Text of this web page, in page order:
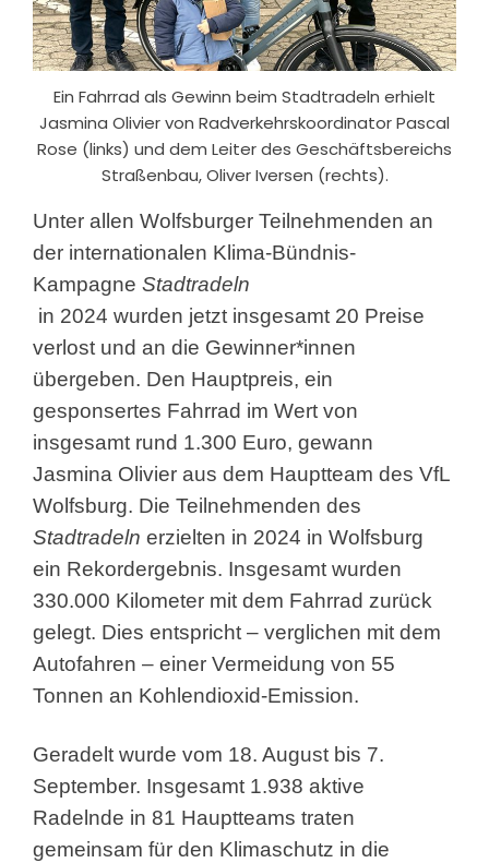
Ein Fahrrad als Gewinn beim Stadtradeln erhielt
Jasmina Olivier von Radverkehrskoordinator Pascal
Rose (links) und dem Leiter des Geschäftsbereichs
Straßenbau, Oliver Iversen (rechts).
Unter allen Wolfsburger Teilnehmenden an
der internationalen Klima-Bündnis-
Kampagne Stadtradeln
in 2024 wurden jetzt insgesamt 20 Preise
verlost und an die Gewinner*innen
übergeben. Den Hauptpreis, ein
gesponsertes Fahrrad im Wert von
insgesamt rund 1.300 Euro, gewann
Jasmina Olivier aus dem Hauptteam des VfL
Wolfsburg. Die Teilnehmenden des
Stadtradeln erzielten in 2024 in Wolfsburg
ein Rekordergebnis. Insgesamt wurden
330.000 Kilometer mit dem Fahrrad zurück
gelegt. Dies entspricht – verglichen mit dem
Autofahren – einer Vermeidung von 55
Tonnen an Kohlendioxid-Emission.
Geradelt wurde vom 18. August bis 7.
September. Insgesamt 1.938 aktive
Radelnde in 81 Hauptteams traten
gemeinsam für den Klimaschutz in die